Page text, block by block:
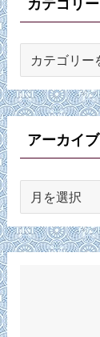
カテゴリー
ゴ
リ
ーアーカイブ
カ
イ